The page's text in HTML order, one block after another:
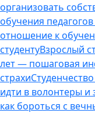
организовать
обучения
отношение к
студентуВзрослый
лет — пошаговая
страхи
идти в волонтеры и
как бороться с